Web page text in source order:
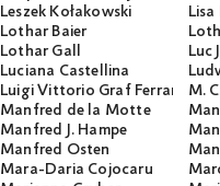
Leszek Kołakowski
Lothar Baier
Lothar Gall
Luc
Luciana Castellina
Luigi Vittorio Graf Ferraris
M.
Manfred de la Motte
Manfred J. Hampe
Manfred Osten
Mara-Daria Cojocaru